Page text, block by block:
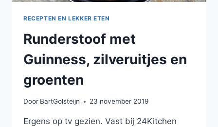
RECEPTEN EN LEKKER ETEN
Runderstoof met
Guinness, zilveruitjes en
groenten
Door BartGolsteijn 23 november 2019
Ergens op tv gezien. Vast bij 24Kitchen